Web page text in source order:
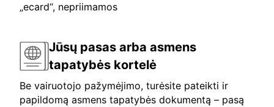
„ecard“, nepriimamos
Jūsų pasas arba asmens
tapatybės kortelė
Be vairuotojo pažymėjimo, turėsite pateikti ir
papildomą asmens tapatybės dokumentą – pasą